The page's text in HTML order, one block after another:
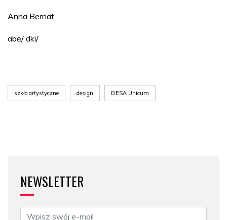
Anna Bernat
abe/ dki/
szkło artystyczne design DESA Unicum
NEWSLETTER